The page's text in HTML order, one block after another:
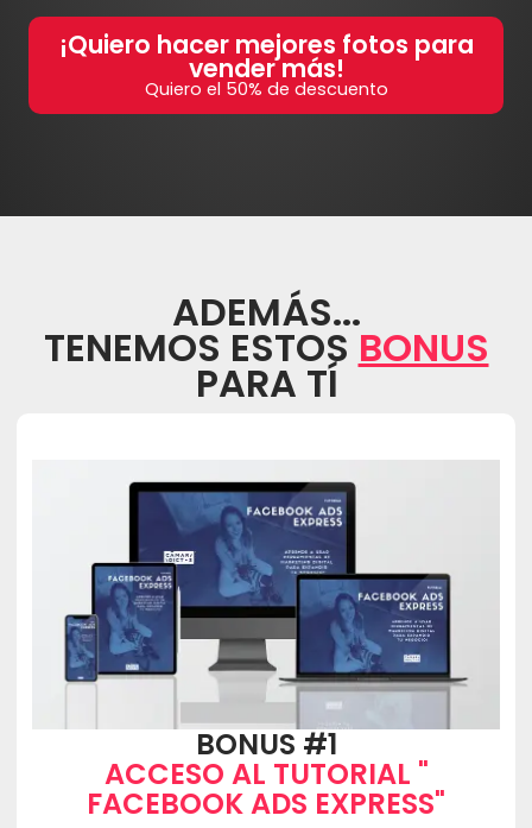
¡Quiero hacer mejores fotos para
vender más!
Quiero el 50% de descuento
ADEMÁS...
TENEMOS ESTOS BONUS
PARA TÍ
BONUS #1
ACCESO AL TUTORIAL "
FACEBOOK ADS EXPRESS"